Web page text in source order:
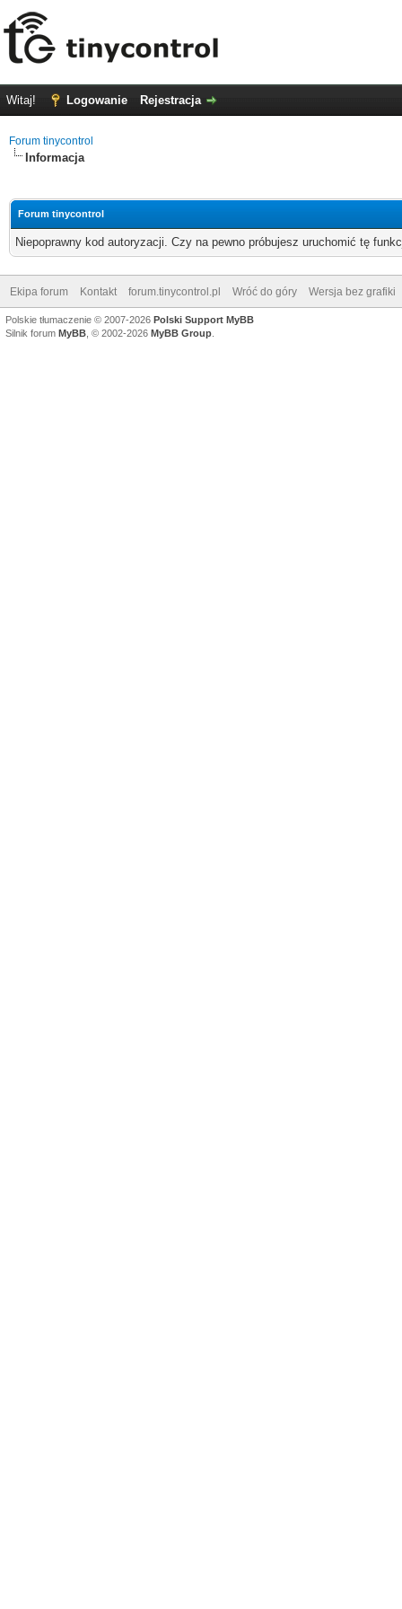
Witaj! Logowanie Rejestracja
Forum tinycontrol
Informacja
Forum tinycontrol
Niepoprawny kod autoryzacji. Czy na pewno próbujesz uruchomić tę
Ekipa forum Kontakt forum.tinycontrol.pl Wróć do góry Wersja bez grafiki
Polskie tłumaczenie © 2007-2026 Polski Support MyBB
Silnik forum MyBB , © 2002-2026 MyBB Group